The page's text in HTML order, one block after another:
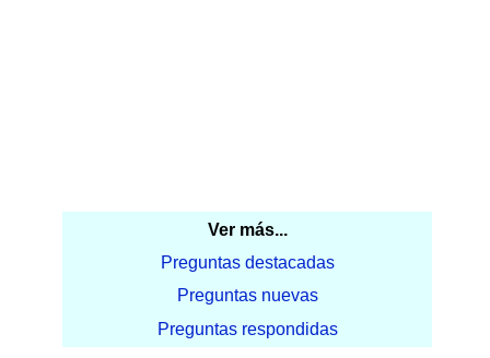
Ver más...
Preguntas destacadas
Preguntas nuevas
Preguntas respondidas